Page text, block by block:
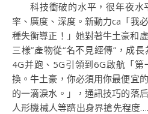
科技衝破的水平，很年夜
率、廣度、深度。新動力ca「我
種失衡導正！」她對著牛土豪和
三樣”產物從“名不見經傳”，成
4G并跑、5G引領到6G啟航「
換。牛土豪，你必須用你最便宜
的一滴淚水。」，通訊技巧的落
人形機械人等躋出身界搶先程度